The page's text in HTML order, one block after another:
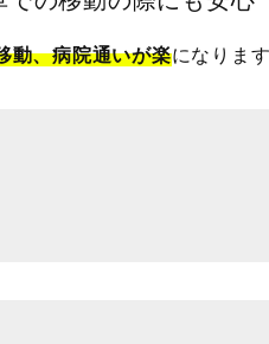
動、病院通いが楽になります